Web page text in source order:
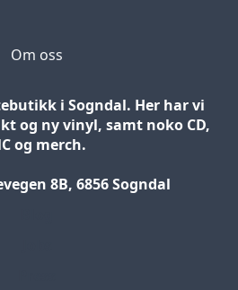
Om oss
i Sogndal. Her har vi
og ny vinyl, samt noko CD,
og merch.
8B, 6856 Sogndal